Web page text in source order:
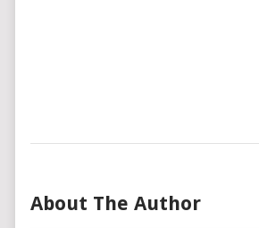
About The Author